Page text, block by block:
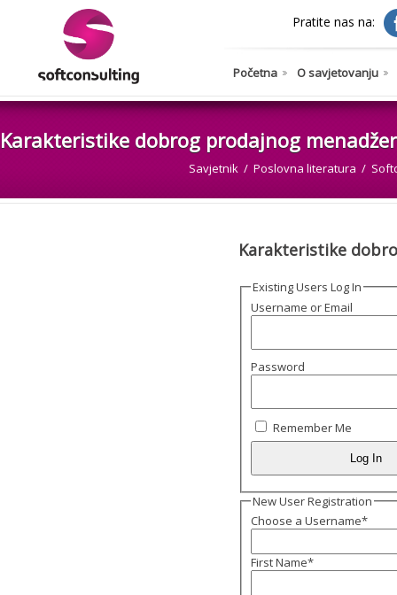
Pratite nas na:
Početna O savjetovanju
Karakteristike dobrog prodajnog
Savjetnik Poslovna literatura
Karakteristike
Existing Users Log In
Username or Email
Password
Remember Me
New User Registration
Choose a Username*
First Name*